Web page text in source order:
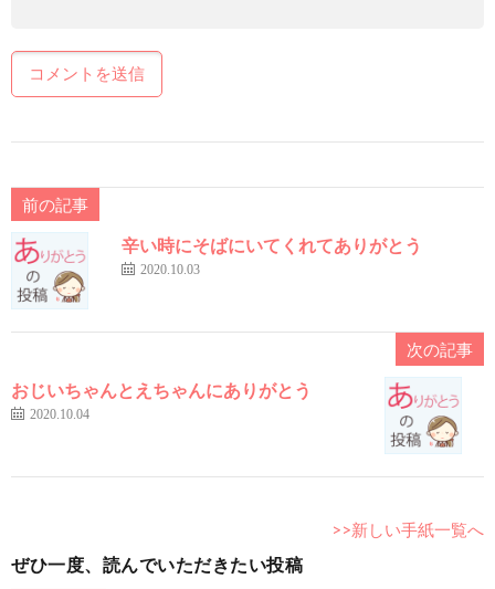
前の記事
辛い時にそばにいてくれてありがとう
2020.10.03
次の記事
おじいちゃんとえちゃんにありがとう
2020.10.04
>>新しい手紙一覧へ
ぜひ一度、読んでいただきたい投稿